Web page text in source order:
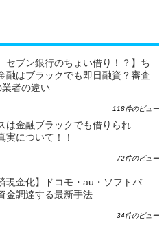
セブン銀行のちょい借り！？】ち
融はブラックでも即日融資？審査
者の違い
118件のビュー
は金融ブラックでも借りられ
実について！！
72件のビュー
現金化】ドコモ・au・ソフトバ
金調達する最新手法
34件のビュー